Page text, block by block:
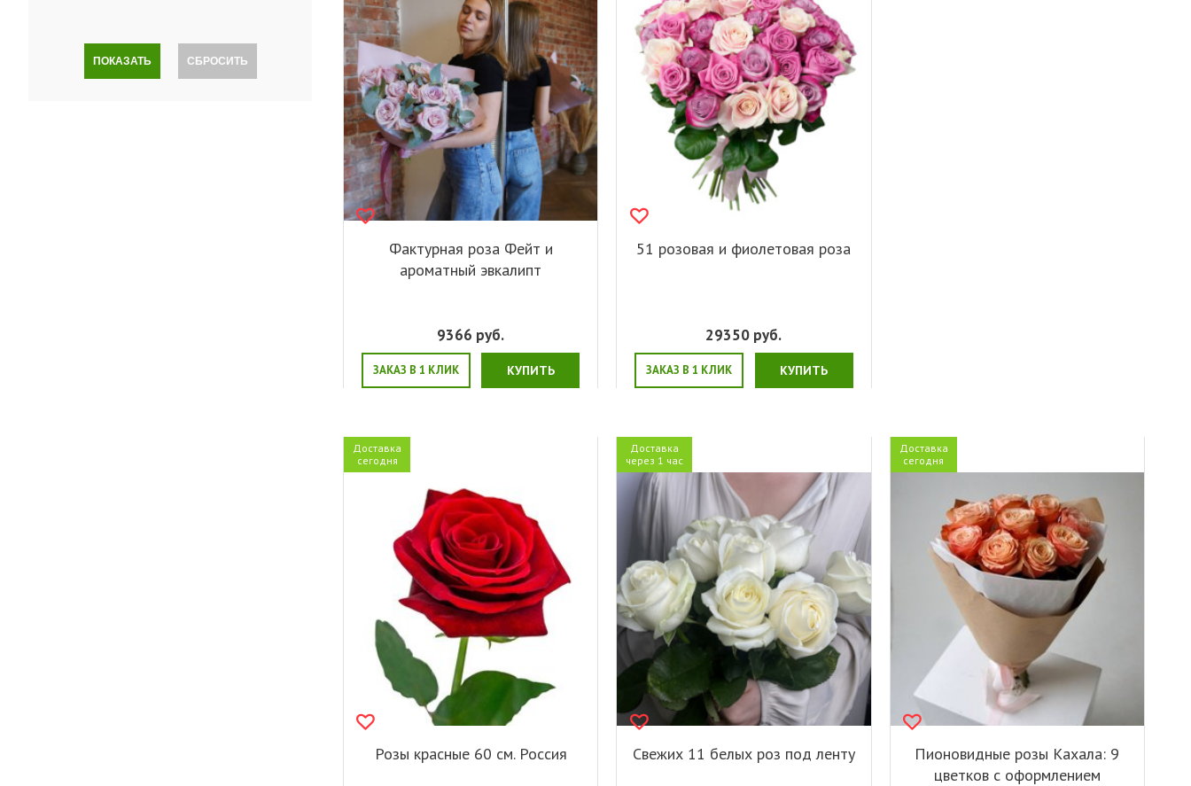
ПОКАЗАТЬ СБРОСИТЬ
Фактурная роза Фейт и
ароматный эвкалипт
9366 руб.
ЗАКАЗ В 1 КЛИК КУПИТЬ
51 розовая и фиолетовая роза
29350 руб.
ЗАКАЗ В 1 КЛИК КУПИТЬ
Доставка
сегодня
Розы красные 60 см. Россия
Доставка
через 1 час
Свежих 11 белых роз под ленту
Доставка
сегодня
Пионовидные розы Кахала: 9
цветков с оформлением